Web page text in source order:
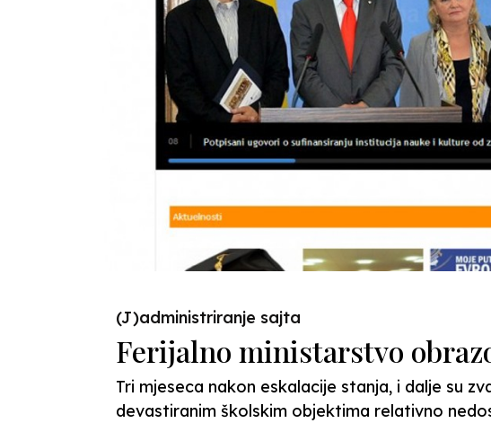
(J)administriranje sajta
Ferijalno ministarstvo
Tri mjeseca nakon eskalacije stanja, i dalje su
devastiranim školskim objektima relativno